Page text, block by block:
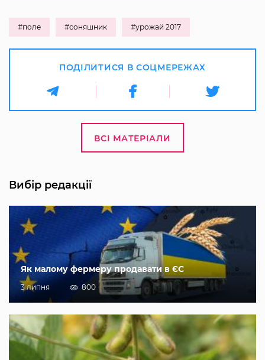
#поле #соняшник #урожай 2017
ПОДІЛИТИСЯ В СОЦМЕРЕЖАХ
ВСІ МАТЕРІАЛИ
Вибір редакції
Як малому фермеру продавати в ЄС
3 липня 800